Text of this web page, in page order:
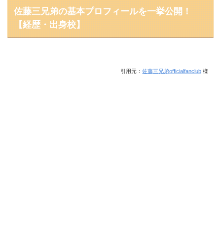
佐藤三兄弟の基本プロフィールを一挙公開！
【経歴・出身校】
引用元： 佐藤三兄弟officialfanclub 様